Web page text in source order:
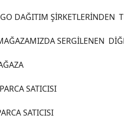
DAĞITIM ŞİRKETLERİNDEN
SERGİLENEN
SATICISI
SATICISI